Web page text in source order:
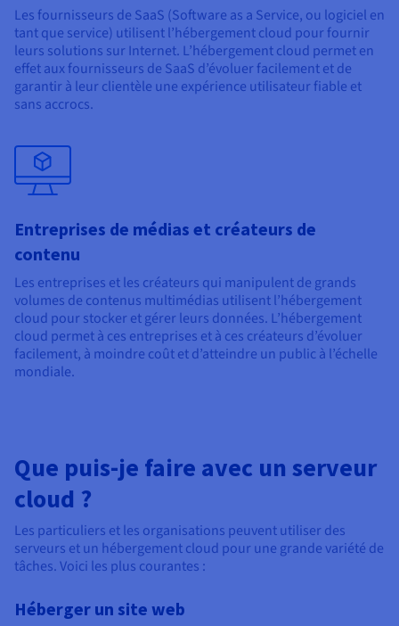
Les fournisseurs de SaaS (Software as a Service, ou logiciel en
tant que service) utilisent l’hébergement cloud pour fournir
leurs solutions sur Internet. L’hébergement cloud permet en
effet aux fournisseurs de SaaS d’évoluer facilement et de
garantir à leur clientèle une expérience utilisateur fiable et
sans accrocs.
Entreprises de médias et créateurs de
contenu
Les entreprises et les créateurs qui manipulent de grands
volumes de contenus multimédias utilisent l’hébergement
cloud pour stocker et gérer leurs données. L’hébergement
cloud permet à ces entreprises et à ces créateurs d’évoluer
facilement, à moindre coût et d’atteindre un public à l’échelle
mondiale.
Que puis-je faire avec un serveur
cloud ?
Les particuliers et les organisations peuvent utiliser des
serveurs et un hébergement cloud pour une grande variété de
tâches. Voici les plus courantes :
Héberger un site web